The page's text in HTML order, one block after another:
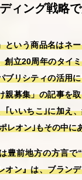
ィング戦略
という商品名はネ
創立20周年のタイ
ブリシティの活用
親募集」の記事を
｢いいちこ｣に加え
レオン｣もその中に
豊前地方の方言で
オン』は、ブラン